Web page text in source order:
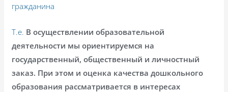
гражданина
Т.е. В осуществлении образовательной
деятельности мы ориентируемся на
государственный, общественный и личностный
заказ. При этом и оценка качества дошкольного
образования рассматривается в интересах